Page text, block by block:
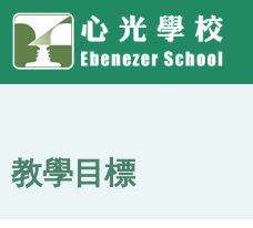
移至主內容
Top
Social
Link
Language
switcher
Main
教學目標